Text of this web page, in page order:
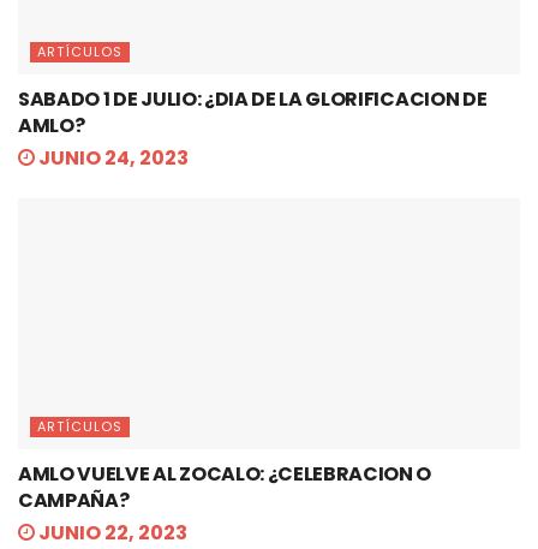
ARTÍCULOS
SABADO 1 DE JULIO: ¿DIA DE LA GLORIFICACION DE
AMLO?
JUNIO 24, 2023
ARTÍCULOS
AMLO VUELVE AL ZOCALO: ¿CELEBRACION O
CAMPAÑA?
JUNIO 22, 2023